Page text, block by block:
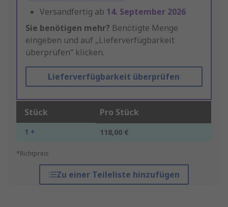
Versandfertig ab 14. September 2026
Sie benötigen mehr? Benötigte Menge
eingeben und auf „Lieferverfügbarkeit
überprüfen“ klicken.
Lieferverfügbarkeit überprüfen
Stück Pro Stück
1 + 118,00 €
*Richtpreis
Zu einer Teileliste hinzufügen